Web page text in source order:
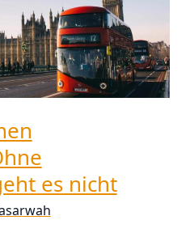
es nicht